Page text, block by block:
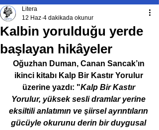
Kalbin yorulduğu yerde
başlayan hikâyeler
Litera
12 Haz 4 dakikada okunur
Oğuzhan Duman, Canan Sancak’ın
ikinci kitabı Kalp Bir Kastır Yorulur
üzerine yazdı: "Kalp Bir Kastır
Yorulur, yüksek sesli dramlar yerine
eksiltili anlatımın ve şiirsel ayrıntıların
gücüyle okurunu derin bir duygusal